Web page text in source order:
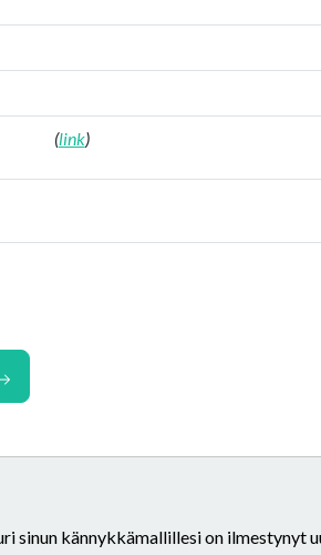
(link)
sinun kännykkämallillesi on ilmestynyt